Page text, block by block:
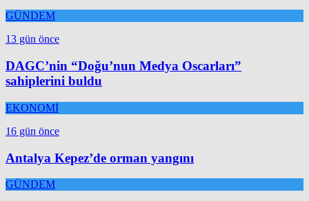
GÜNDEM
13 gün önce
DAGC’nin “Doğu’nun Medya Oscarları”
sahiplerini buldu
EKONOMİ
16 gün önce
Antalya Kepez’de orman yangını
GÜNDEM